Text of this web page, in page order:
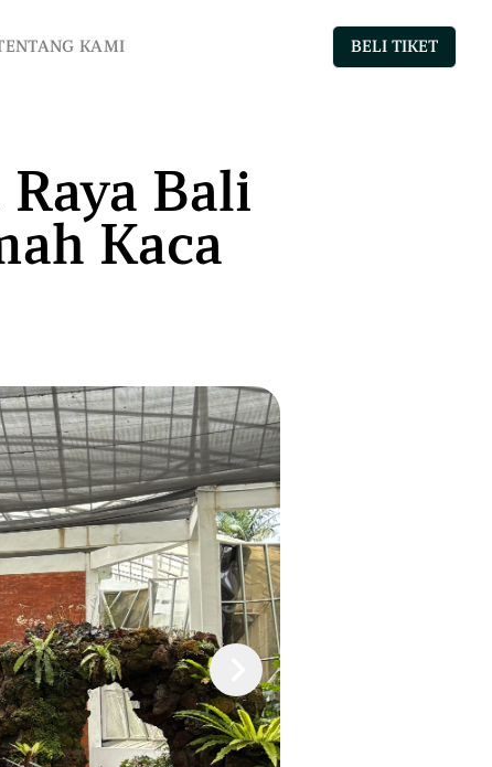
KAMI BELI TIKET
Bali
Kaca